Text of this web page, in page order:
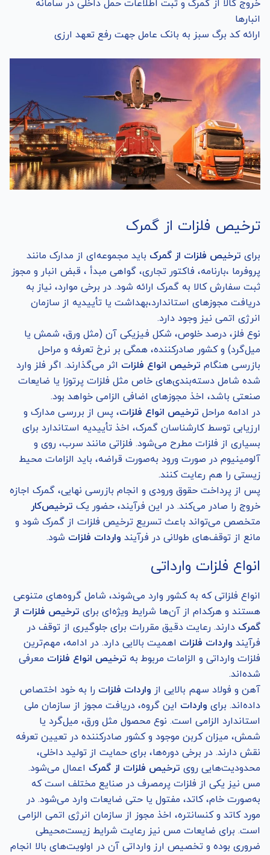
خروج کالا از گمرک و ثبت اطلاعات حمل داخلی در سامانه
انبارها
ارائه کد برگ سبز به بانک عامل جهت رفع تعهد ارزی
ترخیص فلزات از گمرک
برای ترخیص فلزات از گمرک باید مجموعه‌ای از مدارک مانند
پروفرما ،بارنامه، فاکتور تجاری، گواهی مبدأ ، قبض انبار و مجوز
ثبت سفارش کالا به گمرک ارائه شود. در برخی موارد، نیاز به
دریافت مجوزهای استاندارد،بهداشت یا تأییدیه از سازمان
انرژی اتمی نیز وجود دارد.
نوع فلز، درصد خلوص، شکل فیزیکی آن (مثل ورق، شمش یا
میل‌گرد) و کشور صادرکننده، همگی بر نرخ تعرفه و مراحل
بازرسی هنگام ترخیص انواع فلزات اثر می‌گذارند. اگر فلز وارد
شده شامل دسته‌بندی‌های خاص مثل فلزات پرتوزا یا ضایعات
صنعتی باشد، اخذ مجوزهای اضافی الزامی خواهد بود.
در ادامه مراحل ترخیص انواع فلزات، پس از بررسی مدارک و
ارزیابی توسط کارشناسان گمرک، اخذ تأییدیه استاندارد برای
بسیاری از فلزات مطرح می‌شود. فلزاتی مانند سرب، روی و
آلومینیوم در صورت ورود به‌صورت قراضه، باید الزامات محیط‌
زیستی را هم رعایت کنند.
پس از پرداخت حقوق ورودی و انجام بازرسی نهایی، گمرک اجازه
خروج را صادر می‌کند. در این فرآیند، حضور یک ترخیص‌کار
متخصص می‌تواند باعث تسریع ترخیص فلزات از گمرک شود و
مانع از توقف‌های طولانی در فرآیند واردات فلزات شود.
انواع فلزات وارداتی
انواع فلزاتی که به کشور وارد می‌شوند، شامل گروه‌های متنوعی
هستند و هرکدام از آن‌ها شرایط ویژه‌ای برای ترخیص فلزات از
گمرک دارند. رعایت دقیق مقررات برای جلوگیری از توقف در
فرآیند واردات فلزات اهمیت بالایی دارد. در ادامه، مهم‌ترین
فلزات وارداتی و الزامات مربوط به ترخیص انواع فلزات معرفی
شده‌اند.
آهن و فولاد سهم بالایی از واردات فلزات را به خود اختصاص
داده‌اند. برای واردات این گروه، دریافت مجوز از سازمان ملی
استاندارد الزامی است. نوع محصول مثل ورق، میل‌گرد یا
شمش، میزان کربن موجود و کشور صادرکننده در تعیین تعرفه
نقش دارند. در برخی دوره‌ها، برای حمایت از تولید داخلی،
محدودیت‌هایی روی ترخیص فلزات از گمرک اعمال می‌شود.
مس نیز یکی از فلزات پرمصرف در صنایع مختلف است که
به‌صورت خام، کاتد، مفتول یا حتی ضایعات وارد می‌شود. در
مورد کاتد و کنسانتره، اخذ مجوز از سازمان انرژی اتمی الزامی
است. برای ضایعات مس نیز رعایت شرایط زیست‌محیطی
ضروری بوده و تخصیص ارز وارداتی آن در اولویت‌های بالا انجام